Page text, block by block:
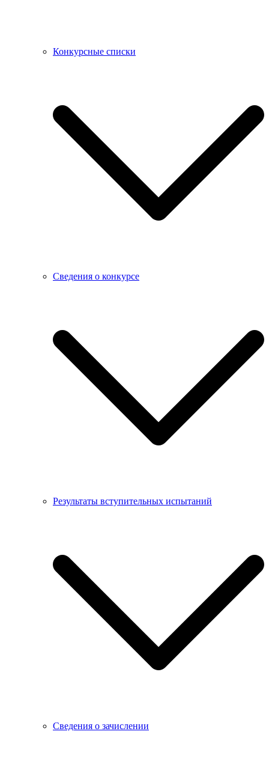
Конкурсные списки
Сведения о конкурсе
Результаты вступительных испытаний
Сведения о зачислении